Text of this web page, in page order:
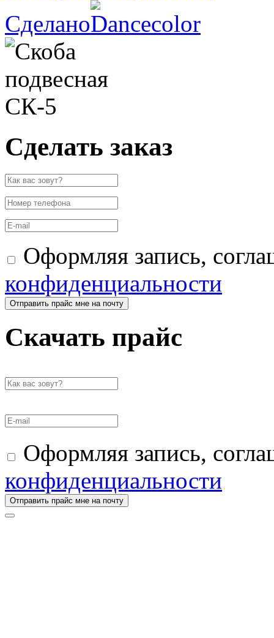
Сделано
Сделать заказ
Оформляя запись,
конфиденциальности
Отправить прайс мне на почту
Скачать прайс
Оформляя запись,
конфиденциальности
Отправить прайс мне на почту